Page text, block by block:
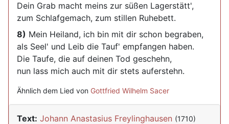
Dein Grab macht meins zur süßen Lagerstätt',
zum Schlafgemach, zum stillen Ruhebett.
8) Mein Heiland, ich bin mit dir schon begraben,
als Seel' und Leib die Tauf' empfangen haben.
Die Taufe, die auf deinen Tod geschehn,
nun lass mich auch mit dir stets auferstehn.
Ähnlich dem Lied von Gottfried Wilhelm Sacer
Text: Johann Anastasius Freylinghausen (1710)